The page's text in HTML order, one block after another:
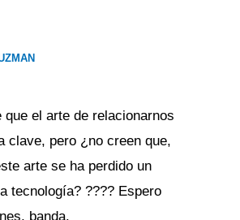
que el arte de relacionarnos
clave, pero ¿no creen que,
arte se ha perdido un
tecnología? ???? Espero
banda.